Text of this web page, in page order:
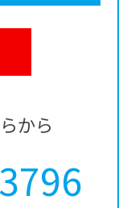
から